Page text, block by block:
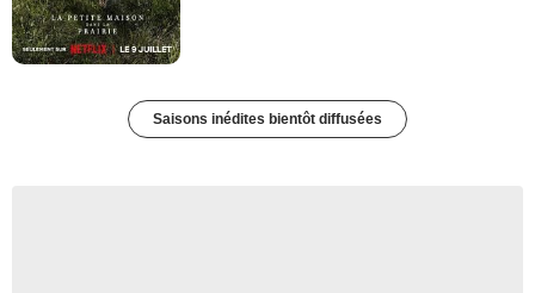
Saisons inédites bientôt diffusées